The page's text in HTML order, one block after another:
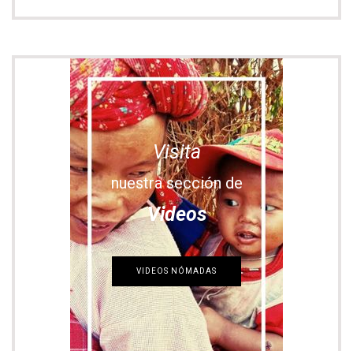
Videos
VIDEOS NÓMADAS
Últimas entradas